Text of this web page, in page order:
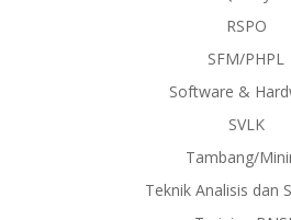
RSPO
SFM/PHPL
Software &
SVLK
Tambang/
Teknik Analisis dan